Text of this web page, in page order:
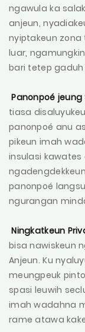
ngawula ka
anjeun,
nyiptakeun
luar,
bari tetep
Panonpoé
tiasa
panonpoé anu
pikeun imah
insulasi
panonpoé
ngurangan
Ningkatkeun
bisa nawiskeun
Anjeun. Ku
meungpeuk
spasi leuwih
imah wadahna
rame atawa